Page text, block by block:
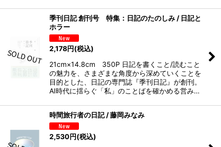
季刊日記 創刊号 特集：日記のたのしみ / 日記と
ホラー
2,178円(税込)
21cm×14.8cm 350P 日記を書くこと/読むこと
の魅力を、さまざまな角度から深めていくことを
目的とした、日記の専門誌『季刊日記』が創刊。
AI時代に揺らぐ「私」のことばを確かめる営み…
時間旅行者の日記 / 藤岡みなみ
2,530円(税込)